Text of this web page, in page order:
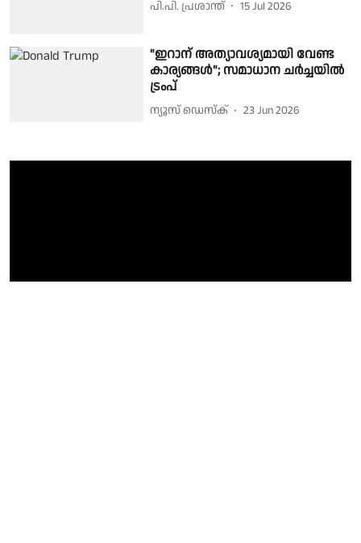
പി.പി. പ്രശാന്ത് 15 Jul 2026
"ഇറാന് അത്യാവശ്യമായി വേണ്ട
കാര്യങ്ങള്‍"; സമാധാന ചര്‍ച്ചയില്‍
ട്രംപ്
ന്യൂസ് ഡെസ്ക് 23 Jun 2026